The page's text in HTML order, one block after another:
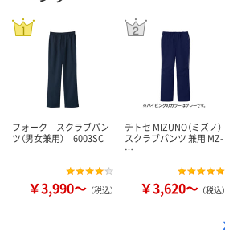
フォーク スクラブパン
ツ（男女兼用） 6003SC
￥3,990～ （税込）
チトセ MIZUNO（ミズノ）
スクラブパンツ 兼用 MZ-
…
￥3,620～ （税込）